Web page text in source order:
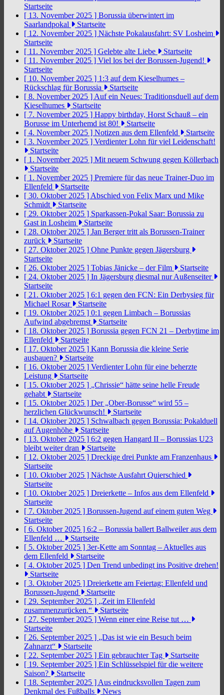
Startseite
[ 13. November 2025 ] Borussia überwintert im
Saarlandpokal
Startseite
[ 12. November 2025 ] Nächste Pokalausfahrt: SV Losheim
Startseite
[ 11. November 2025 ] Gelebte alte Liebe
Startseite
[ 11. November 2025 ] Viel los bei der Borussen-Jugend!
Startseite
[ 10. November 2025 ] 1:3 auf dem Kieselhumes –
Rückschlag für Borussia
Startseite
[ 8. November 2025 ] Auf ein Neues: Traditionsduell auf dem
Kieselhumes
Startseite
[ 7. November 2025 ] Happy birthday, Horst Schauß – ein
Borusse im Unterhemd ist 80!
Startseite
[ 4. November 2025 ] Notizen aus dem Ellenfeld
Startseite
[ 3. November 2025 ] Verdienter Lohn für viel Leidenschaft!
Startseite
[ 1. November 2025 ] Mit neuem Schwung gegen Köllerbach
Startseite
[ 1. November 2025 ] Premiere für das neue Trainer-Duo im
Ellenfeld
Startseite
[ 30. Oktober 2025 ] Abschied von Felix Marx und Mike
Schmidt
Startseite
[ 29. Oktober 2025 ] Sparkassen-Pokal Saar: Borussia zu
Gast in Losheim
Startseite
[ 28. Oktober 2025 ] Jan Berger tritt als Borussen-Trainer
zurück
Startseite
[ 27. Oktober 2025 ] Ohne Punkte gegen Jägersburg
Startseite
[ 26. Oktober 2025 ] Tobias Jänicke – der Film
Startseite
[ 24. Oktober 2025 ] In Jägersburg diesmal nur Außenseiter
Startseite
[ 21. Oktober 2025 ] 6:1 gegen den FCN: Ein Derbysieg für
Michael Rosar
Startseite
[ 19. Oktober 2025 ] 0:1 gegen Limbach – Borussias
Aufwind abgebremst
Startseite
[ 18. Oktober 2025 ] Borussia gegen FCN 21 – Derbytime im
Ellenfeld
Startseite
[ 17. Oktober 2025 ] Kann Borussia die kleine Serie
ausbauen?
Startseite
[ 16. Oktober 2025 ] Verdienter Lohn für eine beherzte
Leistung
Startseite
[ 15. Oktober 2025 ] „Chrissie“ hätte seine helle Freude
gehabt
Startseite
[ 15. Oktober 2025 ] Der „Ober-Borusse“ wird 55 –
herzlichen Glückwunsch!
Startseite
[ 14. Oktober 2025 ] Schwalbach gegen Borussia: Pokalduell
auf Augenhöhe
Startseite
[ 13. Oktober 2025 ] 6:2 gegen Hangard II – Borussias U23
bleibt weiter dran
Startseite
[ 12. Oktober 2025 ] Dreckige drei Punkte am Franzenhaus
Startseite
[ 10. Oktober 2025 ] Nächste Ausfahrt Quierschied
Startseite
[ 10. Oktober 2025 ] Dreierkette – Infos aus dem Ellenfeld
Startseite
[ 7. Oktober 2025 ] Borussen-Jugend auf einem guten Weg
Startseite
[ 6. Oktober 2025 ] 6:2 – Borussia ballert Ballweiler aus dem
Ellenfeld …
Startseite
[ 5. Oktober 2025 ] 3er-Kette am Sonntag – Aktuelles aus
dem Ellenfeld
Startseite
[ 4. Oktober 2025 ] Den Trend unbedingt ins Positive drehen!
Startseite
[ 3. Oktober 2025 ] Dreierkette am Feiertag: Ellenfeld und
Borussen-Jugend
Startseite
[ 29. September 2025 ] „Zeit im Ellenfeld
zusammenzurücken.“
Startseite
[ 27. September 2025 ] Wenn einer eine Reise tut …
Startseite
[ 26. September 2025 ] „Das ist wie ein Besuch beim
Zahnarzt“
Startseite
[ 22. September 2025 ] Ein gebrauchter Tag
Startseite
[ 19. September 2025 ] Ein Schlüsselspiel für die weitere
Saison?
Startseite
[ 18. September 2025 ] Aus eindrucksvollen Tagen zum
Denkmal des Fußballs
News